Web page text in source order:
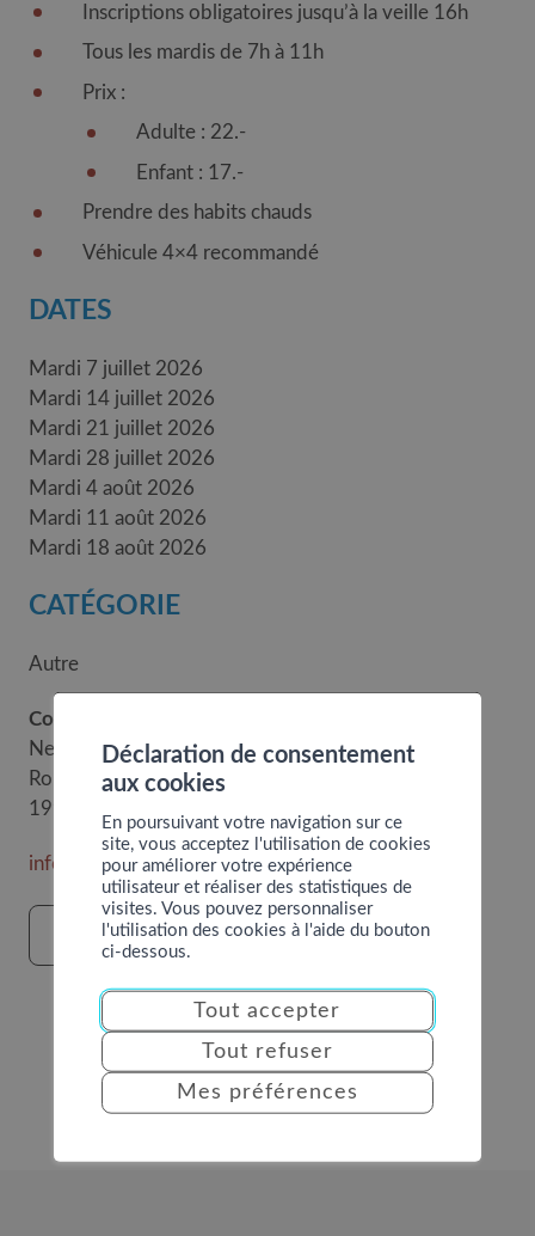
Inscriptions obligatoires jusqu’à la veille 16h
Tous les mardis de 7h à 11h
Prix :
Adulte : 22.-
Enfant : 17.-
Prendre des habits chauds
Véhicule 4×4 recommandé
DATES
Mardi 7 juillet 2026
Mardi 14 juillet 2026
Mardi 21 juillet 2026
Mardi 28 juillet 2026
Mardi 4 août 2026
Mardi 11 août 2026
Mardi 18 août 2026
CATÉGORIE
Autre
Contact
Nendaz Tourisme
Route de la Télécabine 1
1997
info@nendaz.ch
VOIR LE SITE
Déclaration de consentement
aux cookies
En poursuivant votre navigation sur ce
site, vous acceptez l'utilisation de cookies
pour améliorer votre expérience
utilisateur et réaliser des statistiques de
visites. Vous pouvez personnaliser
l'utilisation des cookies à l'aide du bouton
ci-dessous.
Tout accepter
Tout refuser
Mes préférences